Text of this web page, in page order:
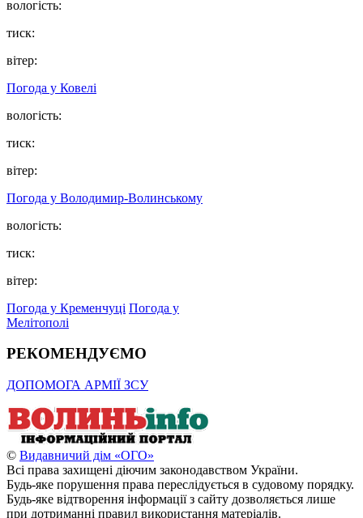
вологість:
тиск:
вітер:
Погода у Ковелі
вологість:
тиск:
вітер:
Погода у Володимир-Волинському
вологість:
тиск:
вітер:
Погода у Кременчуці Погода у
Мелітополі
РЕКОМЕНДУЄМО
ДОПОМОГА АРМІЇ ЗСУ
© Видавничий дім «ОГО»
Всі права захищені діючим законодавством України.
Будь-яке порушення права переслідується в судовому порядку.
Будь-яке відтворення інформації з сайту дозволяється лише
при дотриманні правил використання матеріалів.